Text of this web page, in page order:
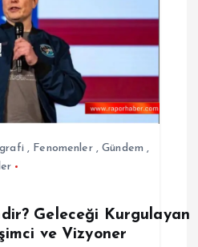
, Fenomenler,Gündem ,
Geleceği Kurgulayan
ve Vizyoner